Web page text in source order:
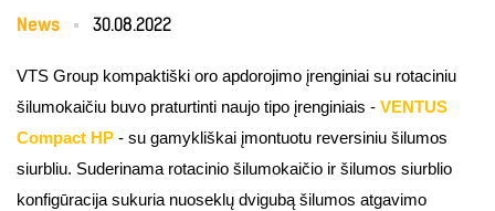
News 30.08.2022
VTS Group kompaktiški oro apdorojimo įrenginiai su rotaciniu
šilumokaičiu buvo praturtinti naujo tipo įrenginiais - VENTUS
Compact HP - su gamykliškai įmontuotu reversiniu šilumos
siurbliu. Suderinama rotacinio šilumokaičio ir šilumos siurblio
konfigūracija sukuria nuoseklų dvigubą šilumos atgavimo